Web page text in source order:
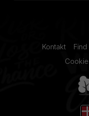
Kontakt